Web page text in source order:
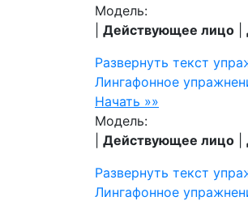
Модель:
Действующее лицо
Развернуть текст
Лингафонное
Начать »»
Модель:
Действующее лицо
Развернуть текст
Лингафонное